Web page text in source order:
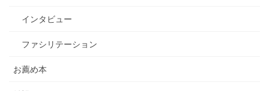
インタビュー
ファシリテーション
お薦め本